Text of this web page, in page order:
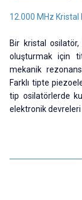
12.000 MHz Kristal
Bir kristal
oluşturmak için
mekanik
Farklı tipte
tip osilatörlerde
elektronik devreleri